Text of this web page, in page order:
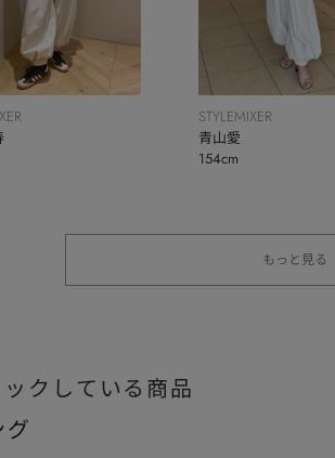
STYLEMIXER
青山愛
154cm
もっと見る
クしている商品